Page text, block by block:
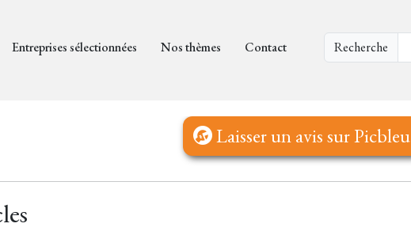
Entreprises sélectionnées Nos thèmes Contact Recherche
Laisser un avis sur Picbleu